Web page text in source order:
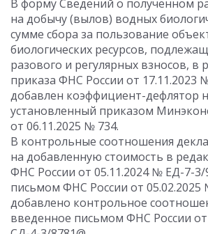
В форму Сведений о полученном
на добычу (вылов) водных
сумме сбора за пользование
биологических ресурсов,
разового и регулярных взносов, в
приказа ФНС России от 17.11.2023
добавлен коэффициент-дефлятор
установленный приказом
от 06.11.2025 № 734.
В контрольные соотношения
на добавленную стоимость в
ФНС России от 05.11.2024 № ЕД-7-3/
письмом ФНС России от 05.02.2025
добавлено контрольное
введенное письмом ФНС России